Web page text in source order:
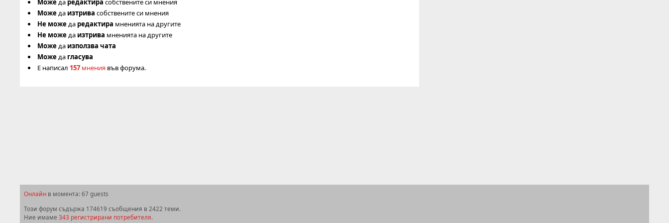
Можеда редактира собствените си мнения
Можеда изтрива собствените си мнения
Не можеда редактира мненията на другите
Не можеда изтрива мненията на другите
Можеда използва чата
Можеда гласува
Е написал 157 мнения във форума.
Онлайн в момента: 67 guests
Този форум съдържа 174619 съобщения в 2422 теми.
Ние имаме 343 регистрирани потребителя.